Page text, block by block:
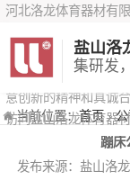
河北洛龙体育器材有
*训练器材、400米障
练器材，咨询攀岩墙
意创新的精神和真诚
访问盐山洛龙体育器
盐山洛
当前位置：首页›
蹦床
发布来源：盐山洛
200米障碍器材
心理行为训练器